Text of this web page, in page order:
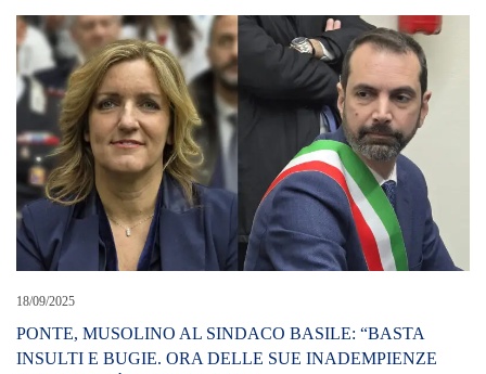
18/09/2025
PONTE, MUSOLINO AL SINDACO BASILE: “BASTA
INSULTI E BUGIE. ORA DELLE SUE INADEMPIENZE